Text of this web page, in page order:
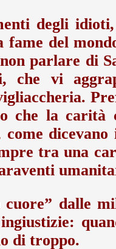
degli
del
parlare di
che vi
che la carità
come
tra una
dalle
di troppo.